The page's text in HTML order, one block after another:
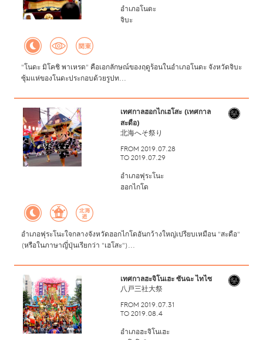
อำเภอโนดะ
จิบะ
"โนดะ มิโคชิ พาเหรด" คือเอกลักษณ์ของฤดูร้อนในอำเภอโนดะ จังหวัดจิบะ
ซุ้มแห่ของโนดะประกอบด้วยรูปท...
เทศกาลฮอกไกเฮโสะ (เทศกาล
สะดือ)
北海へそ祭り
FROM 2019.07.28
TO 2019.07.29
อำเภอฟุระโนะ
ฮอกไกโด
อำเภอฟุระโนะใจกลางจังหวัดฮอกไกโดอันกว้างใหญ่เปรียบเหมือน "สะดือ"
(หรือในภาษาญี่ปุ่นเรียกว่า "เฮโสะ")...
เทศกาลฮะจิโนเฮะ ซันฉะ ไทไซ
八戸三社大祭
FROM 2019.07.31
TO 2019.08.4
อำเภอฮะจิโนเฮะ